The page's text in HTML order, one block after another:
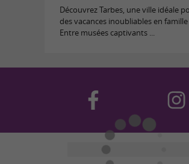
Découvrez Tarbes, une ville idéale
des vacances inoubliables en famille
Entre musées captivants ...